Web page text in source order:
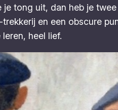
je tong uit, dan heb je
en een obscure
heel lief.